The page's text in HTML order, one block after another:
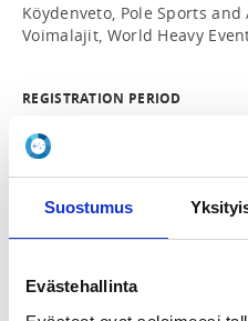
Suostumus
Evästehallinta
Köydenveto, Pole Sports and
Voimalajit, World Heavy
REGISTRATION PERIOD
Tankotanssi (juniori)
Mikäli osallistuja peruu